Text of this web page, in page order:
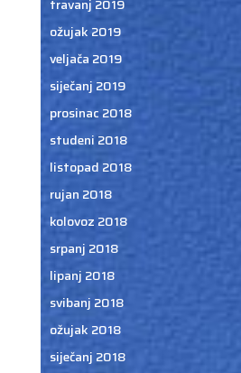
travanj 2019
ožujak 2019
veljača 2019
siječanj 2019
prosinac 2018
studeni 2018
listopad 2018
rujan 2018
kolovoz 2018
srpanj 2018
lipanj 2018
svibanj 2018
ožujak 2018
siječanj 2018